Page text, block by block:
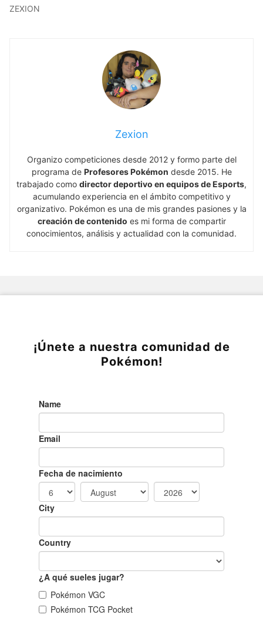
ZEXION
Zexion
Organizo competiciones desde 2012 y formo parte del
programa de Profesores Pokémon desde 2015. He
trabajado como director deportivo en equipos de Esports,
acumulando experiencia en el ámbito competitivo y
organizativo. Pokémon es una de mis grandes pasiones y la
creación de contenido es mi forma de compartir
conocimientos, análisis y actualidad con la comunidad.
¡Únete a nuestra comunidad de
Pokémon!